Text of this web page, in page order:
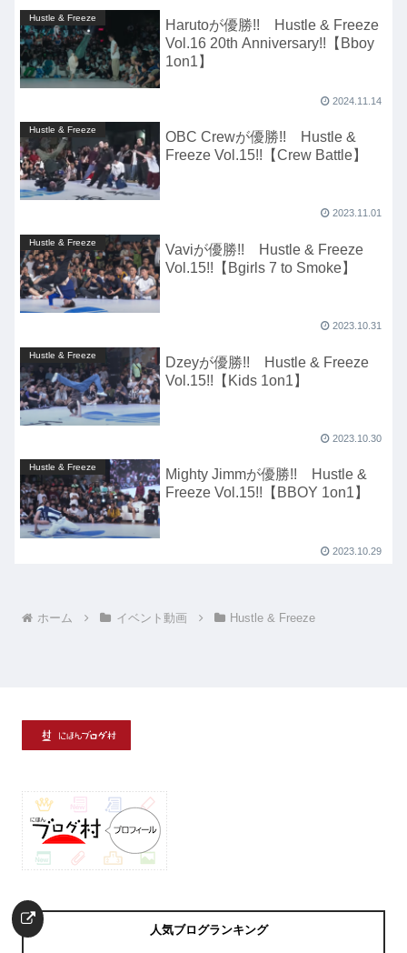
Hustle & Freeze
Harutoが優勝!! Hustle & Freeze
Vol.16 20th Anniversary!!【Bboy
1on1】
2024.11.14
Hustle & Freeze
OBC Crewが優勝!! Hustle &
Freeze Vol.15!!【Crew Battle】
2023.11.01
Hustle & Freeze
Vaviが優勝!! Hustle & Freeze
Vol.15!!【Bgirls 7 to Smoke】
2023.10.31
Hustle & Freeze
Dzeyが優勝!! Hustle & Freeze
Vol.15!!【Kids 1on1】
2023.10.30
Hustle & Freeze
Mighty Jimmが優勝!! Hustle &
Freeze Vol.15!!【BBOY 1on1】
2023.10.29
ホーム イベント動画 Hustle & Freeze
人気ブログランキング